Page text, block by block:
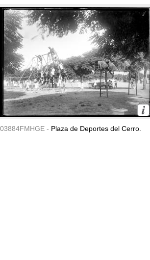
03884FMHGE - Plaza de Deportes del Cerro.